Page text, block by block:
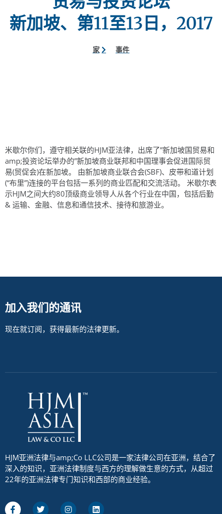
新加坡、第11至13日，2017
家 事件
米歇尔你们，遵守相关联的HJM亚法律，出席了”新加坡国贸易和
amp;投资论坛举办的”新加坡商业联邦和中国理事会促进国际贸
易(贸促会)在新加坡。 由新加坡商业联合会(SBF)、皮带和道计划
(“布里”)连接的平台包括一系列的商业匹配和交流活动。 米歇尔表
示HJM之间大约80顶级商业领导人从各个行业在中国，包括后勤
& 运输、金融、信息和通信技术、接待和旅游业。
加入我们的通讯
现在就订阅，获得最新的法律更新。
HJM亚洲法律与amp;Co LLC公司是一家法律公司在亚洲，结合了
深入的知识，亚洲法律制度与西方的理解做生意的方式，从超过
22年的亚洲法律专门知识和西部的商业经验。